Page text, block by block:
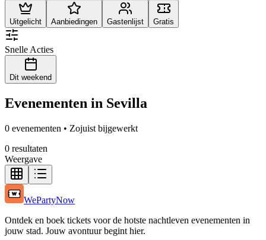
Uitgelicht Aanbiedingen Gastenlijst Gratis
Snelle Acties
Dit weekend
Evenementen in Sevilla
0 evenementen • Zojuist bijgewerkt
0 resultaten
Weergave
WePartyNow
Ontdek en boek tickets voor de hotste nachtleven evenementen in
jouw stad. Jouw avontuur begint hier.